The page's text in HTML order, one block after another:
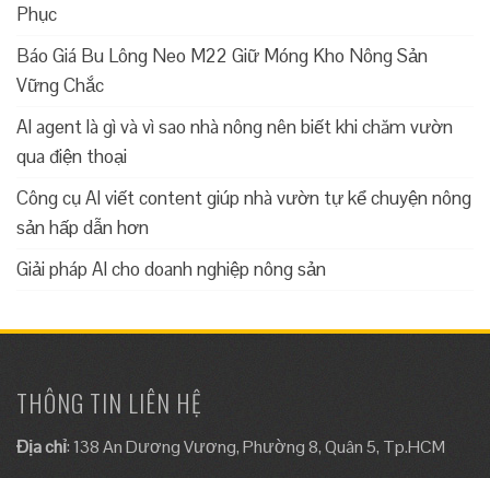
Phục
Báo Giá Bu Lông Neo M22 Giữ Móng Kho Nông Sản
Vững Chắc
AI agent là gì và vì sao nhà nông nên biết khi chăm vườn
qua điện thoại
Công cụ AI viết content giúp nhà vườn tự kể chuyện nông
sản hấp dẫn hơn
Giải pháp AI cho doanh nghiệp nông sản
THÔNG TIN LIÊN HỆ
Địa chỉ: 138 An Dương Vương, Phường 8, Quân 5, Tp.HCM